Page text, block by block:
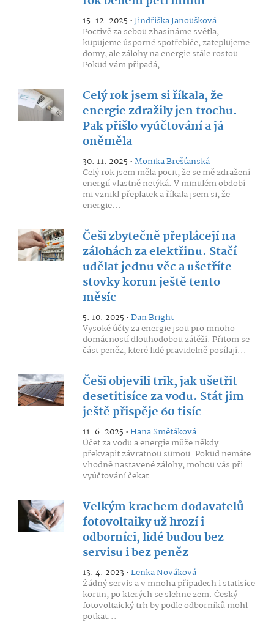
15. 12. 2025 •Jindřiška Janoušková
Poctivě za sebou zhasínáme světla,
kupujeme úsporné spotřebiče, zateplujeme
domy, ale zálohy na energie stále rostou.
Pokud vám připadá,...
Celý rok jsem si říkala, že
energie zdražily jen trochu.
Pak přišlo vyúčtování a já
oněměla
30. 11. 2025 •Monika Brešťanská
Celý rok jsem měla pocit, že se mě zdražení
energií vlastně netýká. V minulém období
mi vznikl přeplatek a říkala jsem si, že
energie...
Češi zbytečně přeplácejí na
zálohách za elektřinu. Stačí
udělat jednu věc a ušetříte
stovky korun ještě tento
měsíc
5. 10. 2025 •Dan Bright
Vysoké účty za energie jsou pro mnoho
domácností dlouhodobou zátěží. Přitom se
část peněz, které lidé pravidelně posílají...
Češi objevili trik, jak ušetřit
desetitisíce za vodu. Stát jim
ještě přispěje 60 tisíc
11. 6. 2025 •Hana Smětáková
Účet za vodu a energie může někdy
překvapit závratnou sumou. Pokud nemáte
vhodně nastavené zálohy, mohou vás při
vyúčtování čekat...
Velkým krachem dodavatelů
fotovoltaiky už hrozí i
odborníci, lidé budou bez
servisu i bez peněz
13. 4. 2023 •Lenka Nováková
Žádný servis a v mnoha případech i statisíce
korun, po kterých se slehne zem. Český
fotovoltaický trh by podle odborníků mohl
potkat...